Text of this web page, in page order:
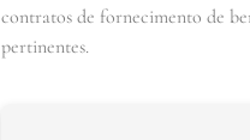
contratos de fornecimento de
pertinentes.